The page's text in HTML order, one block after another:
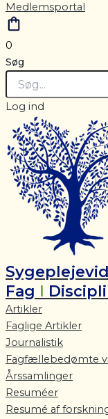
Medlemsportal
0
Søg
Log ind
Fag I
Artikler
Faglige Artikler
Journalistik
Fagfællebedømte
Årssamlinger
Resuméer
Resumé af